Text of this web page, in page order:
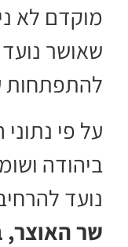
מוקדם לא
שאושר
להתפתחות
נועד
שר האוצר,